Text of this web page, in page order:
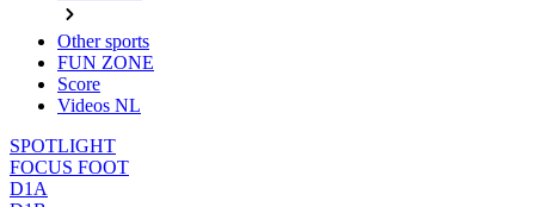
Other sports
FUN ZONE
Score
Videos NL
SPOTLIGHT
FOCUS FOOT
D1A